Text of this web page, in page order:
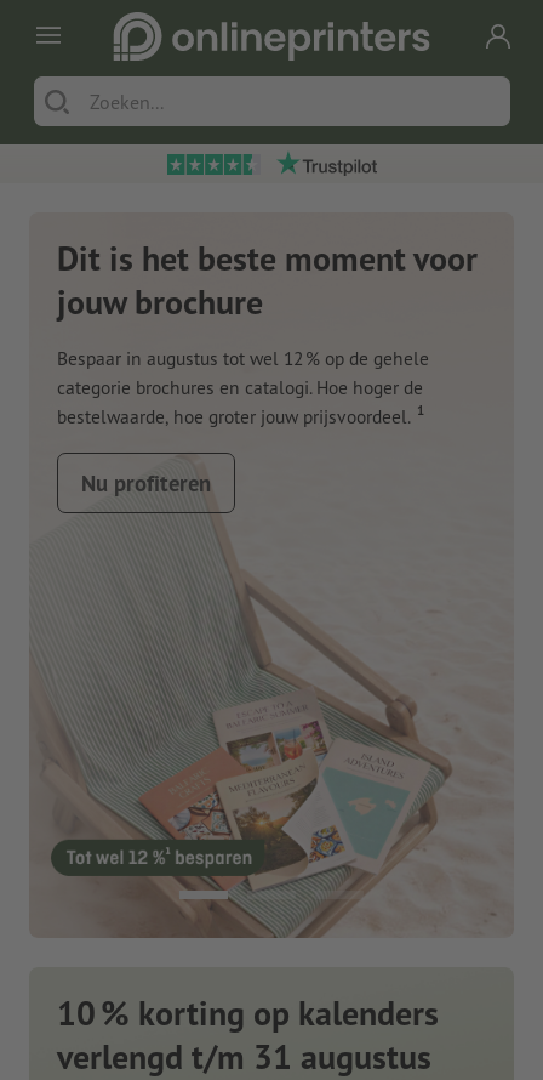
Dit is het beste moment voor
jouw brochure
Bespaar in augustus tot wel 12 % op de gehele
categorie brochures en catalogi. Hoe hoger de
bestelwaarde, hoe groter jouw prijsvoordeel. 1
Nu profiteren
10 % korting op kalenders
verlengd t/m 31 augustus